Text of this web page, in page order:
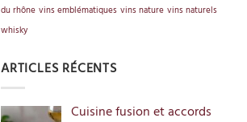
du rhône vins emblématiques vins nature vins naturels
whisky
ARTICLES RÉCENTS
Cuisine fusion et accords